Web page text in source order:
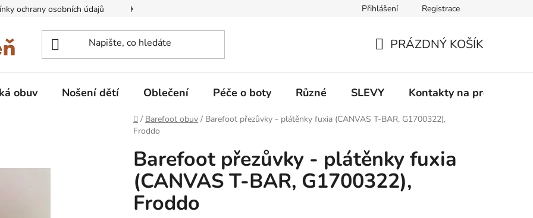
ochrany osobních údajů Kontakty na prodejny Informace k on-line platbám Odstoupení od
Přihlášení Registrace
KOŠÍK
PRÁZDNÝ KOŠÍK
obuv Nošení dětí Oblečení Péče o boty Různé SLEVY Kontakty na prodejny
Domů
/ Barefoot obuv / Barefoot přezůvky - plátěnky fuxia (CANVAS T-BAR, G1700322),
Froddo
Barefoot přezůvky - plátěnky fuxia
(CANVAS T-BAR, G1700322),
Froddo